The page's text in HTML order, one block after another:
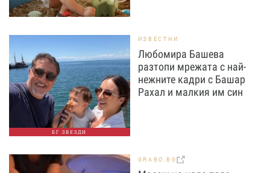
БГ ЗВЕЗДИ
ИЗВЕСТНИ
Любомира Башева
разтопи мрежата с най-
нежните кадри с Башар
Рахал и малкия им син
GRABO.BG